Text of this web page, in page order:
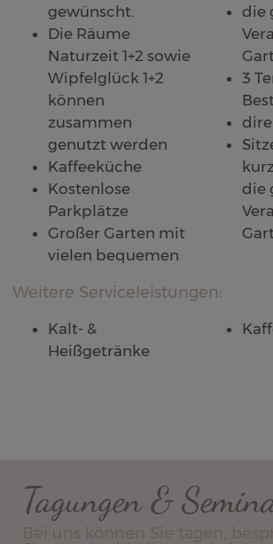
gewünscht.
Die Räume
Naturzeit 1+2 sowie
Wipfelglück 1+2
können
zusammen
genutzt werden
Kaffeeküche
Kostenlose
Parkplätze
Großer Garten mit
vielen bequemen
die
3
die
Weitere Serviceleistungen:
Kalt- &
Heißgetränke
Tagungen &